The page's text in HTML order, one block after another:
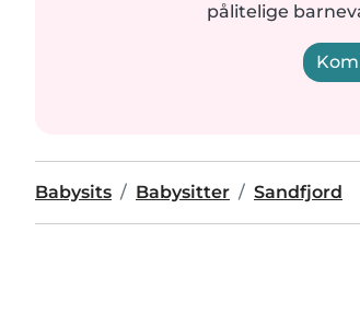
pålitelige
Babysits Babysitter Sandfjord